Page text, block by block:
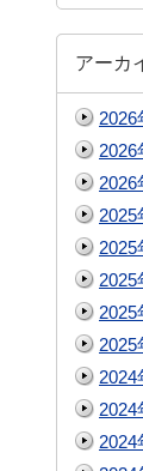
アーカ
2026
2026
2026
2025
2025
2025
2025
2025
2024
2024
2024